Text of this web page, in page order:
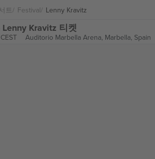
트 Festival Lenny Kravitz
Kravitz 티켓
Auditorio Marbella Arena, Marbella, Spain